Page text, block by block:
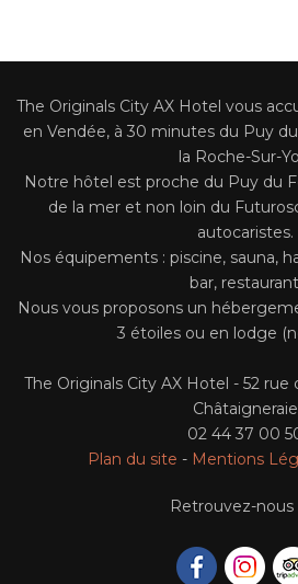
The Originals City AX Hotel vous
en Vendée, à 30 minutes du Puy
la Roche-Sur-
Notre hôtel est proche du Puy du
de la mer et non loin du
autocaristes.
Nos équipements : piscine, sauna,
bar,
Nous vous proposons un
3 étoiles ou en lodge
The Originals City AX Hotel - 52 rue
Châtaigneraie
02 44 37 00
Plan du site - Mentions
Retrouvez-nous